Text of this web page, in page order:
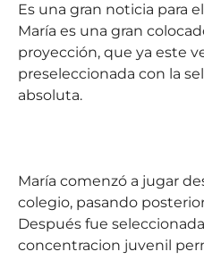
Es una gran noticia para
María es una gran
proyección, que ya este
preseleccionada con la
absoluta.
María comenzó a jugar
colegio, pasando
Después fue
concentracion juvenil